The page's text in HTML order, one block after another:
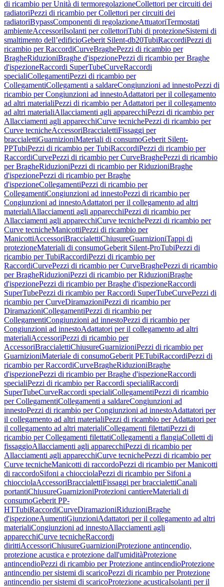
di ricambio per Unità di termoregolazioneCollettori per circuiti dei
radiatoriPezzi di ricambio per Collettori per circuiti dei
radiatoriBypassComponenti di regolazioneAttuatoriTermostati
ambienteAccessoriIsolanti per collettoriTubi di protezioneSistemi di
smaltimento dell’edificioGeberit Silent-db20TubiRaccordiPezzi di
ricambio per RaccordiCurveBraghePezzi di ricambio per
BragheRiduzioniBraghe d'ispezionePezzi di ricambio per Braghe
d'ispezioneRaccordi SuperTubeCurveRaccordi
specialiCollegamentiPezzi di ricambio per
CollegamentiCollegamenti a saldareCongiunzioni ad innestoPezzi di
ricambio per Congiunzioni ad innestoAdattatori per il collegamento
ad altri materialiPezzi di ricambio per Adattatori per il collegamento
ad altri materialiAllacciamenti agli apparecchiPezzi di ricambio per
Allacciamenti agli apparecchiCurve tecnichePezzi di ricambio per
Curve tecnicheAccessoriBraccialettiFissaggi per
braccialettiGuarnizioniMateriali di consumoGeberit Silent-
PPTubiPezzi di ricambio per TubiRaccordiPezzi di ricambio per
RaccordiCurvePezzi di ricambio per CurveBraghePezzi di ricambio
per BragheRiduzioniPezzi di ricambio per RiduzioniBraghe
d'ispezionePezzi di ricambio per Braghe
d'ispezioneCollegamentiPezzi di ricambio per
CollegamentiCongiunzioni ad innestoPezzi di ricambio per
Congiunzioni ad innestoAdattatori per il collegamento ad altri
materialiAllacciamenti agli apparecchiPezzi di ricambio per
Allacciamenti agli apparecchiCurve tecnichePezzi di ricambio per
Curve tecnicheManicottiPezzi di ricambio per
ManicottiAccessoriBraccialettiChiusureGuarnizioniTappi di
protezioneMateriali di consumoGeberit Silent-ProTubiPezzi di
ricambio per TubiRaccordiPezzi di ricambio per
RaccordiCurvePezzi di ricambio per CurveBraghePezzi di ricambio
per BragheRiduzioniPezzi di ricambio per RiduzioniBraghe
d'ispezionePezzi di ricambio per Braghe d'ispezioneRaccordi
SuperTubePezzi di ricambio per Raccordi SuperTubeCurvePezzi di
ricambio per CurveDiramazioniPezzi di ricambio per
DiramazioniCollegamentiPezzi di ricambio per
CollegamentiCongiunzioni ad innestoPezzi di ricambio per
Congiunzioni ad innestoAdattatori per il collegamento ad altri
materialiAccessoriPezzi di ricambio per
AccessoriBraccialettiChiusureGuarnizioniPezzi di ricambio per
GuarnizioniMateriale di consumoGeberit PETubiRaccordiPezzi di
ricambio per RaccordiCurveBragheRiduzioniBraghe
d'ispezionePezzi di ricambio per Braghe d'ispezioneRaccordi
specialiPezzi di ricambio per Raccordi specialiRaccordi
SuperTubeCurveRaccordi specialiCollegamentiPezzi di ricambio
per CollegamentiCollegamenti a saldareCongiunzioni ad
innestoPezzi di ricambio per Congiunzioni ad innestoAdattatori per
il collegamento ad altri materialiPezzi di ricambio per Adattatori per
il collegamento ad altri materialiCollegamenti filettatiPezzi di
ricambio per Collegamenti filettatiCollegamenti a flangiaColletti di
fissaggioAllacciamenti agli apparecchiPezzi di ricambio per
Allacciamenti agli apparecchiCurve tecnichePezzi di ricambio per
Curve tecnicheManicotti di raccordoPezzi di ricambio per Manicotti
di raccordoSifoni a chiocciolaPezzi di ricambio per Sifoni a
chiocciolaAccessoriBraccialettiFissaggi per braccialettiCanali
portantiChiusureGuarnizioniProtezioni cantiereMateriali di
consumoGeberit PP-
HTTubiRaccordiCurveDiramazioniRiduzioniBraghe
d'ispezioneAumentiGiunzioniAdattatori per il collegamento ad altri
materialiCongiunzioni ad innestoAllacciamenti agli
apparecchiCurve tecnicheRaccordi
dirittiAccessoriChiusureGuarnizioniProtezione antincendio,
protezione acustica e protezione dall'umiditàProtezione
antincendioPezzi di ricambio per Protezione antincendioProtezione
antincendio per sistemi di scaricoPezzi di ricambio per Protezione
antincendio per sistemi di scaricoProtezione acusticaIsolanti per il